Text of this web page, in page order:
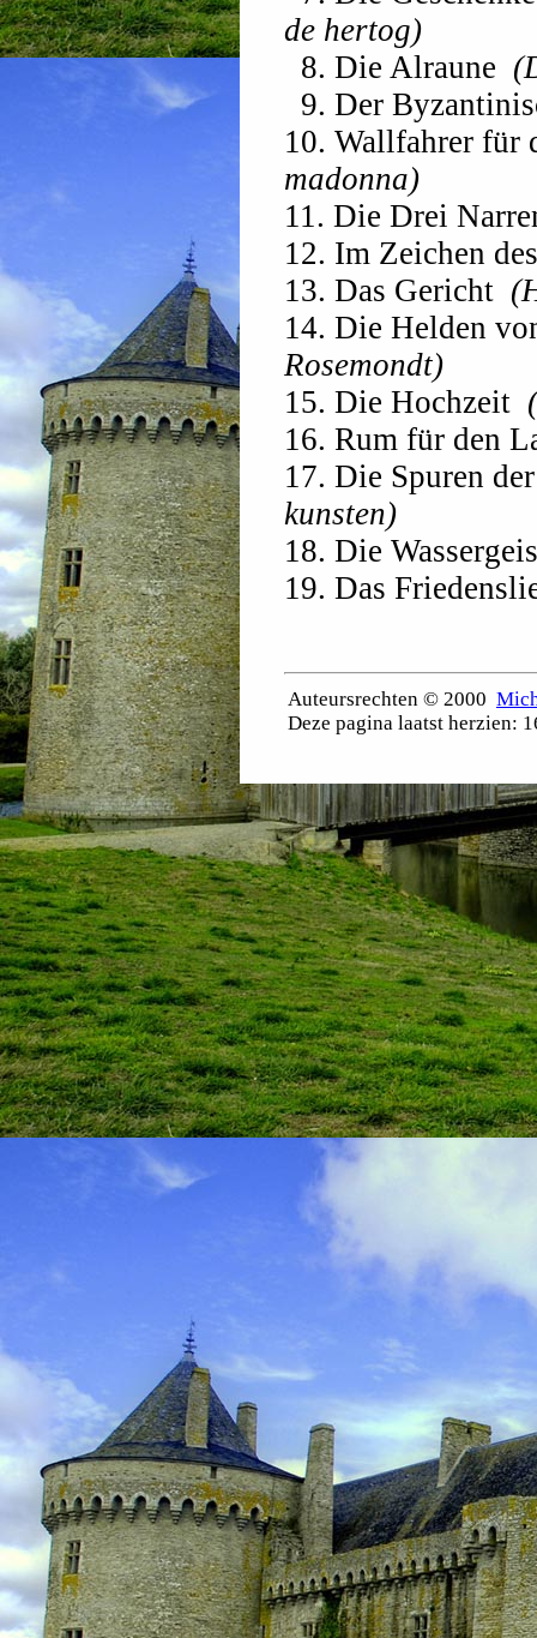
de hertog)
8. Die Alraune
9. Der
10. Wallfahrer für
madonna)
11. Die Drei
12. Im Zeichen
13. Das Gericht
14. Die Helden
Rosemondt)
15. Die Hochzeit
16. Rum für den
17. Die Spuren
kunsten)
18. Die
19. Das
Auteursrechten © 2000
Deze pagina laatst herzien: